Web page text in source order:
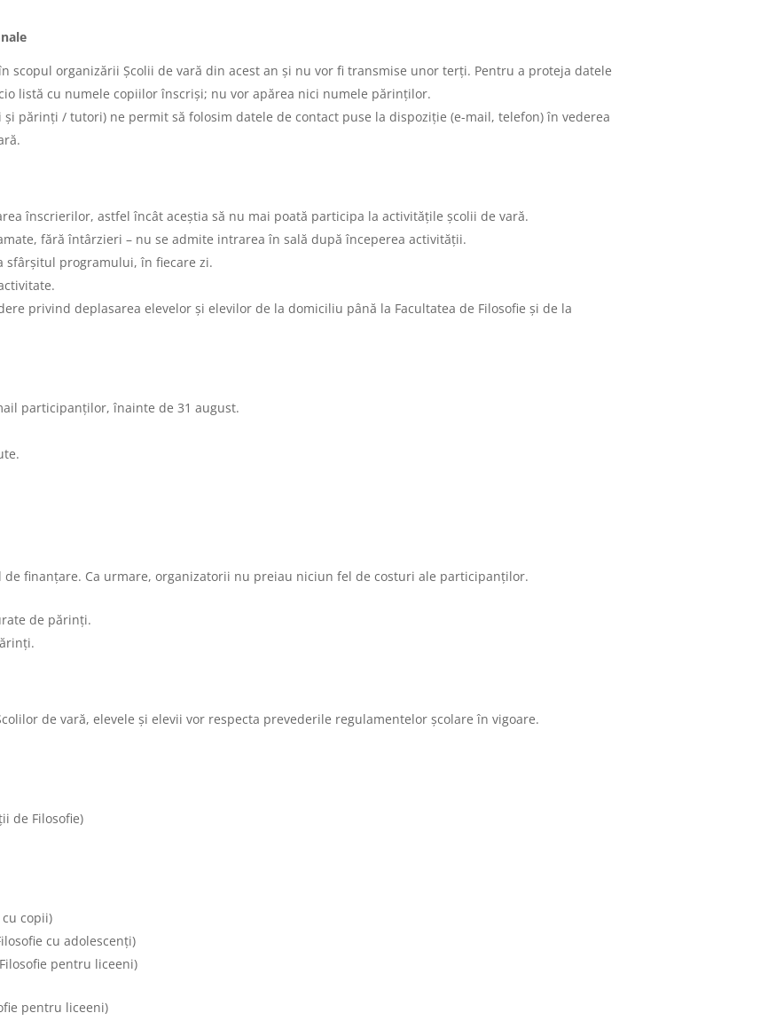
scopul organizării Școlii de vară din acest an și nu vor fi transmise unor terți. Pentru a proteja datele
listă cu numele copiilor înscriși; nu vor apărea nici numele părinților.
părinți / tutori) ne permit să folosim datele de contact puse la dispoziție (e-mail, telefon) în vederea
înscrierilor, astfel încât aceștia să nu mai poată participa la activitățile școlii de vară.
fără întârzieri – nu se admite intrarea în sală după începerea activității.
sfârșitul programului, în fiecare zi.
privind deplasarea elevelor și elevilor de la domiciliu până la Facultatea de Filosofie și de la
participanților, înainte de 31 august.
de finanțare. Ca urmare, organizatorii nu preiau niciun fel de costuri ale participanților.
de părinți.
de vară, elevele și elevii vor respecta prevederile regulamentelor școlare în vigoare.
de Filosofie)
copii)
cu adolescenți)
pentru liceeni)
pentru liceeni)